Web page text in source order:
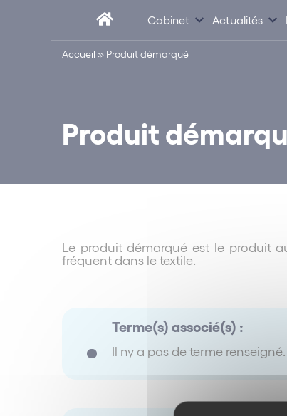
Cabinet Actualités
Accueil » Produit démarqué
Produit
Le produit démarqué est le produit
fréquent dans le textile.
Terme(s) associé(s) :
Il ny a pas de terme renseigné.